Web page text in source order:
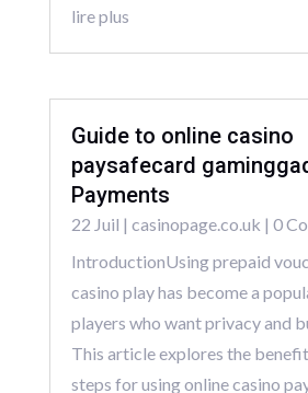
lire plus
Guide to online casino
paysafecard
Payments
22 Juil | casinopage.co.uk | 0
IntroductionUsing prepaid
casino play has become a
players who want privacy and
This article explores the
steps for using online casino